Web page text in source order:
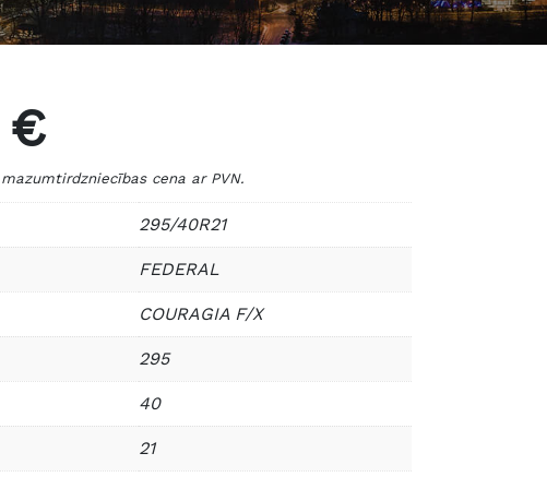
€
cena ar PVN.
295/40R21
FEDERAL
COURAGIA F/X
295
40
21